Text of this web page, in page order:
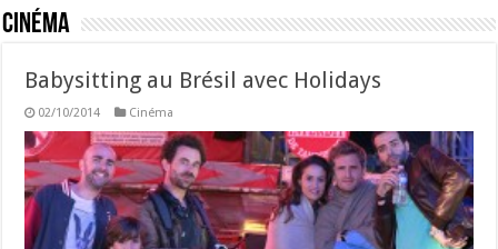
Cinéma
Babysitting au Brésil avec Holidays
02/10/2014 Cinéma